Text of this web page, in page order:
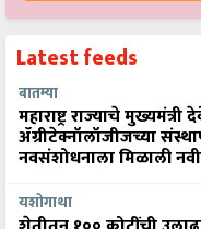
Latest feeds
बातम्या
महाराष्ट्र राज्याचे
ॲग्रीटेक्नॉलॉजीजच्या
नवसंशोधनाला मिळाली
यशोगाथा